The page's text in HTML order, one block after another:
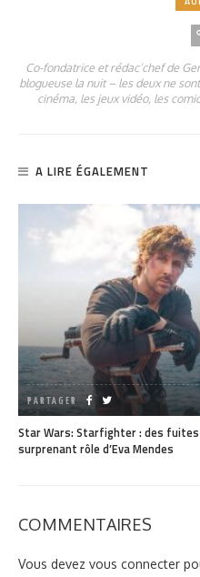
Co-fondatrice et rédac’chef de
blogueuse la nuit – les deux ne
cinéma, les jeux vidéo, les
A LIRE ÉGALEMENT
PARTAGER
Star Wars: Starfighter : des
surprenant rôle d’Eva Mendes
COMMENTAIRES
Vous devez vous connecter